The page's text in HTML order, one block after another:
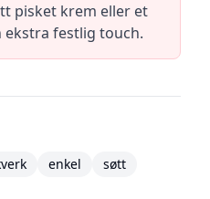
pisket krem eller et
ekstra festlig touch.
enkel
søtt